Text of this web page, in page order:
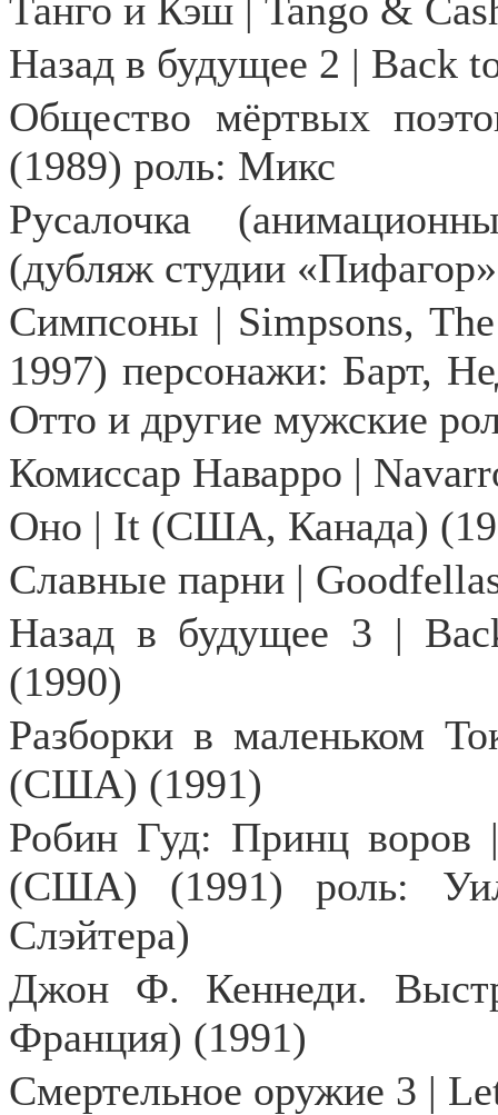
Танго и Кэш | Tango &
Назад в будущее 2 |
Общество мёртвых
(1989) роль: Микс
Русалочка
(дубляж студии
Симпсоны | Simpsons,
1997) персонажи: Барт,
Отто и другие мужские
Комиссар Наварро |
Оно | It (США, Канада)
Славные парни |
Назад в будущее 3 |
(1990)
Разборки в маленьком
(США) (1991)
Робин Гуд: Принц воров
(США) (1991)роль:
Слэйтера)
Джон Ф. Кеннеди.
Франция) (1991)
Смертельное оружие 3 |